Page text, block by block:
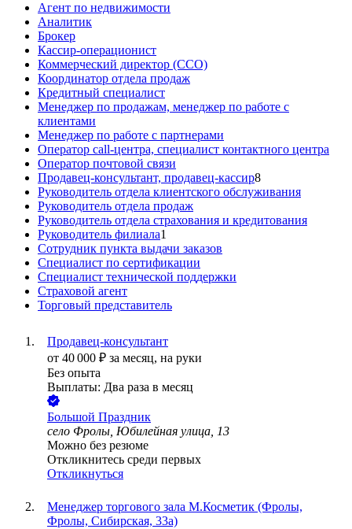
Агент по недвижимости
Аналитик
Брокер
Кассир-операционист
Коммерческий директор (CCO)
Координатор отдела продаж
Кредитный специалист
Менеджер по продажам, менеджер по работе с
клиентами
Менеджер по работе с партнерами
Оператор call-центра, специалист контактного центра
Оператор почтовой связи
Продавец-консультант, продавец-кассир8
Руководитель отдела клиентского обслуживания
Руководитель отдела продаж
Руководитель отдела страхования и кредитования
Руководитель филиала1
Сотрудник пункта выдачи заказов
Специалист по сертификации
Специалист технической поддержки
Страховой агент
Торговый представитель
Продавец-консультант
от 40 000 ₽ за месяц, на руки
Без опыта
Выплаты: Два раза в месяц
Большой Праздник
село Фролы, Юбилейная улица, 13
Можно без резюме
Откликнитесь среди первых
Откликнуться
Менеджер торгового зала М.Косметик (Фролы,
Фролы, Сибирская, 33а)